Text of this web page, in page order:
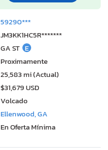
59290***
JM3KK1HC5R*******
GA ST E
Proximamente
25,583 mi (Actual)
$31,679 USD
Volcado
Ellenwood, GA
En Oferta Mínima